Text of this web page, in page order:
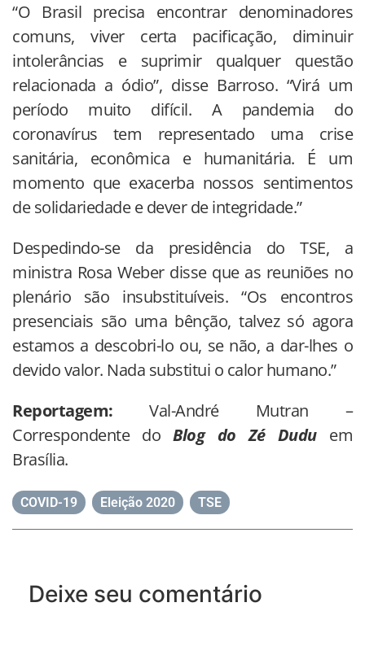
“O Brasil precisa encontrar denominadores
comuns, viver certa pacificação, diminuir
intolerâncias e suprimir qualquer questão
relacionada a ódio”, disse Barroso. “Virá um
período muito difícil. A pandemia do
coronavírus tem representado uma crise
sanitária, econômica e humanitária. É um
momento que exacerba nossos sentimentos
de solidariedade e dever de integridade.”
Despedindo-se da presidência do TSE, a
ministra Rosa Weber disse que as reuniões no
plenário são insubstituíveis. “Os encontros
presenciais são uma bênção, talvez só agora
estamos a descobri-lo ou, se não, a dar-lhes o
devido valor. Nada substitui o calor humano.”
Reportagem:Val-André Mutran –
Correspondente doBlog do Zé Duduem
Brasília.
COVID-19 Eleição 2020 TSE
Deixe seu comentário